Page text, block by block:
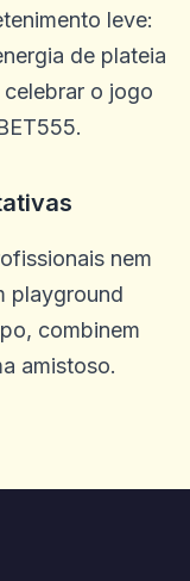
leve:
de plateia
o jogo
nem
playground
combinem
amistoso.
trouxe de volta ao
algumas revisões